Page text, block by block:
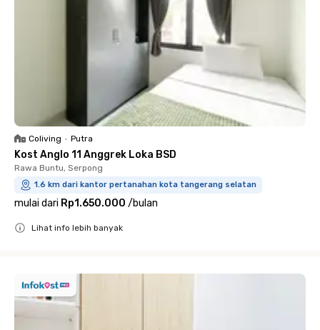
Coliving • Putra
Kost Anglo 11 Anggrek Loka BSD
Rawa Buntu, Serpong
1.6 km dari kantor pertanahan kota tangerang selatan
mulai dari Rp1.650.000 /bulan
Lihat info lebih banyak